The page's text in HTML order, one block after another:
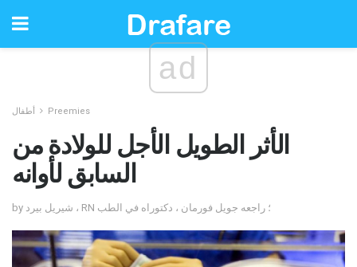
ad
أطفال Preemies
الأثر الطويل الأجل للولادة من
السابق لأوانه
by شيريل بيرد ، RN ؛ راجعه جويل فورمان ، دكتوراه في الطب